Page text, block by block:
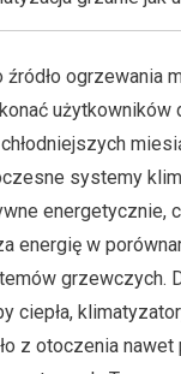
źródło ogrzewania
użytkowników
systemy
energetycznie,
energię w
grzewczych.
ciepła,
z otoczenia